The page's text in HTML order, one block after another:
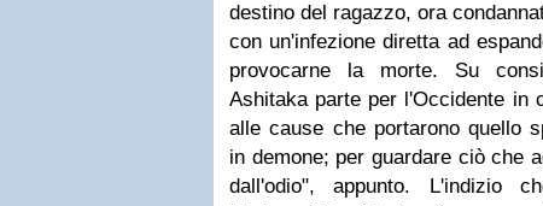
destino del ragazzo, ora
con un'infezione diretta ad
provocarne la morte. Su
Ashitaka parte per l'Occidente in
alle cause che portarono quello
in demone; per guardare ciò che
dall'odio", appunto. L'indizio